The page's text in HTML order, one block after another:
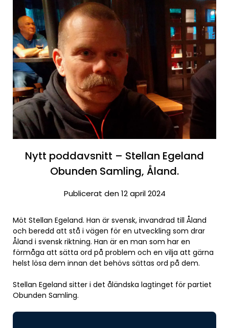
Nytt poddavsnitt – Stellan Egeland
Obunden Samling, Åland.
Publicerat den 12 april 2024
Möt Stellan Egeland. Han är svensk, invandrad till Åland
och beredd att stå i vägen för en utveckling som drar
Åland i svensk riktning. Han är en man som har en
förmåga att sätta ord på problem och en vilja att gärna
helst lösa dem innan det behövs sättas ord på dem.
Stellan Egeland sitter i det åländska lagtinget för partiet
Obunden Samling.